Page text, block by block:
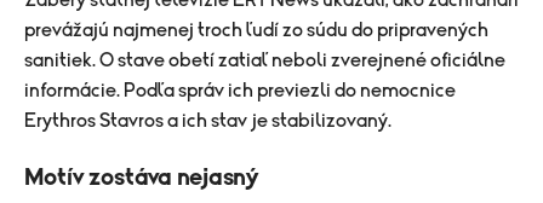
prevážajú najmenej troch ľudí zo súdu do pripravených
sanitiek.O stave obetí zatiaľ neboli zverejnené oficiálne
informácie. Podľa správ ich previezli do nemocnice
Erythros Stavros a ich stav je stabilizovaný.
Motív zostáva nejasný